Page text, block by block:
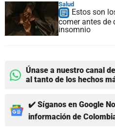
Salud
Estos son
comer antes de
insomnio
Únase a nuestro canal
al tanto de los hechos
✔️ Síganos en Google
información de